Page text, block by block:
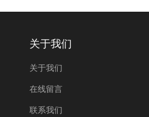
关于我们
关于我们
在线留言
联系我们